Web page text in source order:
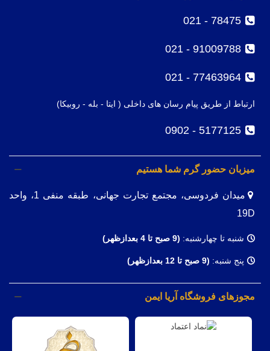
78475 - 021
91009788 - 021
77463964 - 021
ارتباط از طریق پیام رسان های داخلی ( ایتا - بله - روبیکا)
5177125 - 0902
میزبان حضور گرم شما هستیم
میدان فردوسی، مجتمع تجارت جهانی، طبقه منفی 1، واحد
19D
شنبه تا چهارشنبه: (9 صبح تا 4 بعدازظهر)
پنج شنبه: (9 صبح تا 12 بعدازظهر)
مجوزهای فروشگاه آریا ایمن